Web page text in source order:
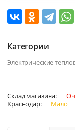
Категории
Электрические
Склад магазина:
Краснодар:
Мало